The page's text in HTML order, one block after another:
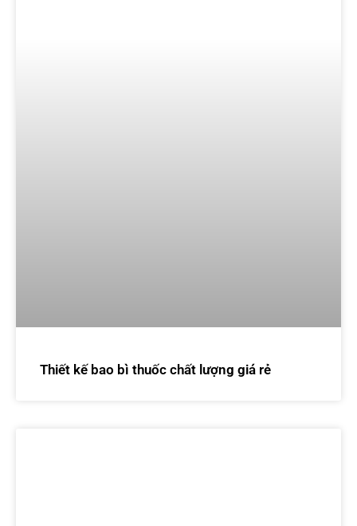
Thiết kế bao bì thuốc chất lượng giá rẻ